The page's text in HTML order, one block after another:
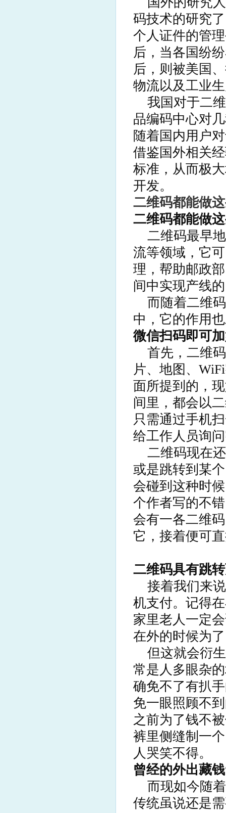
码技术的研究
个人证件的管
后，当各国纷
后，则被美国
物流以及工业
我国对于二维
品编码中心对
随着国内用户
借鉴国外相关
标准，从而极
开发。
二维码都能做
二维码都能做
二维码最早地
流等领域，它
理，帮助邮政
间中实现产线
而随着二维码
中，它的作用
微信扫码即可
首先，二维码
片、地图、
面所提到的，
间里，都会以
只需通过手机
给工作人员询
二维码现在还
或是跳转到某
会碰到这种时
个作者写的不
会有一各二维
它，接着便可
二维码具有跳
接着我们来
机支付。记得
家里老人一定
在外的时候为
但这就会衍生
常是人多眼杂
确免不了有扒
免一眼照顾不
之前为了钱不
裤里侧缝制一
人哭笑不得。
曾经的外出藏
而现如今随着
传统虽说还是